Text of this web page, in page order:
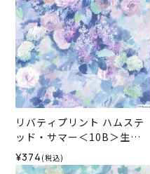
リバティプリント ハムステ
ッド・サマー＜10B＞生地
（ホビーラホビーレオリジ
ナル）2026SS
¥374 (税込)